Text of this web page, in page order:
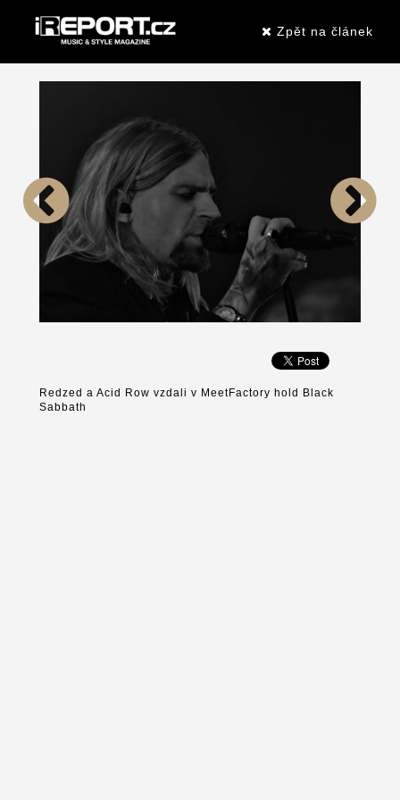
Zpět na článek
Redzed a Acid Row vzdali v MeetFactory hold Black
Sabbath